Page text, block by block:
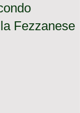
Fezzanese